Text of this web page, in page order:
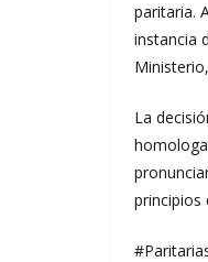
paritaria.
instancia
La
principios